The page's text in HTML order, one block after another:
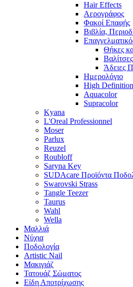
Hair Effects
Αερογράφος
Φακοί Επαφής
Βιβλία,
Θήκες
Άδειες
Ημερολόγιο
High Definition
Aquacolor
Supracolor
Kyana
L'Oreal Professionnel
Moser
Parlux
Reuzel
Roubloff
Saryna Key
SUDAcare Προϊόντα
Swarovski Strass
Tangle Teezer
Taurus
Wahl
Wella
Μαλλιά
Νύχια
Ποδολογία
Artistic Nail
Μακιγιάζ
Τατουάζ Σώματος
Είδη Αποτρίχωσης